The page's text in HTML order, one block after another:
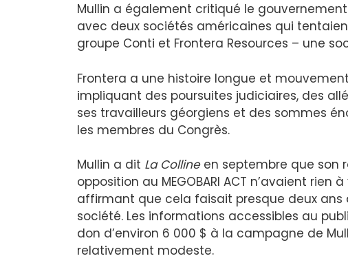
Mullin a également critiqué le
avec deux sociétés américaines qui
groupe Conti et Frontera Resources – une
Frontera a une histoire longue et
impliquant des poursuites judiciaires, des
ses travailleurs géorgiens et des sommes
les membres du Congrès.
Mullin a dit La Collineen septembre que son
opposition au MEGOBARI ACT n’avaient rien
affirmant que cela faisait presque deux ans
société. Les informations accessibles au
don d’environ 6 000 $ à la campagne de
relativement modeste.